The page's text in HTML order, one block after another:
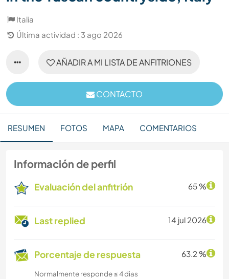
Italia
Última actividad : 3 ago 2026
AÑADIR A MI LISTA DE ANFITRIONES
CONTACTO
RESUMEN FOTOS MAPA COMENTARIOS
Información de perfil
Evaluación del anfitrión 65 %
Last replied 14 jul 2026
Porcentaje de respuesta 63.2 %
Normalmente responde ≤ 4 dias